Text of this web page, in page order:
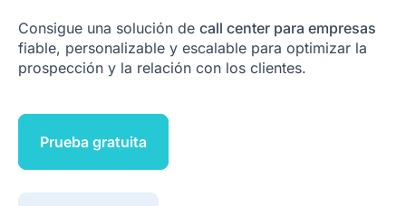
Consigue una solución de call center para empresas
fiable, personalizable y escalable para optimizar la
prospección y la relación con los clientes.
Prueba gratuita